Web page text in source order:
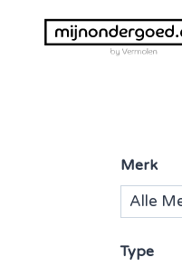
Merk
Type